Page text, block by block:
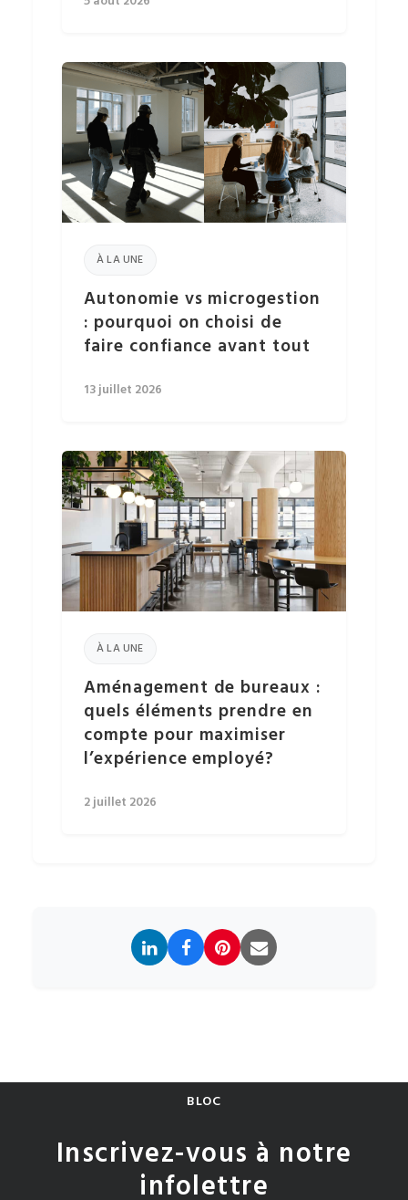
À LA UNE
Autonomie vs microgestion
: pourquoi on choisi de
faire confiance avant tout
13 juillet 2026
À LA UNE
Aménagement de bureaux :
quels éléments prendre en
compte pour maximiser
l’expérience employé?
2 juillet 2026
BLOC
Inscrivez-vous à notre
infolettre